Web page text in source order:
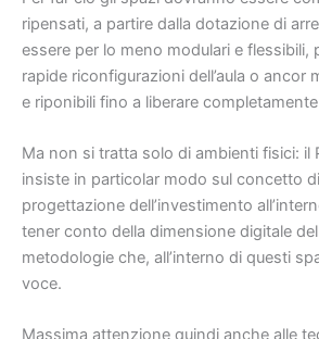
ripensati, a partire dalla dotazione di
essere per lo meno modulari e flessibili,
rapide riconfigurazioni dell’aula o ancor
e riponibili fino a liberare
Ma non si tratta solo di ambienti fisici: il
insiste in particolar modo sul concetto
progettazione dell’investimento
tener conto della dimensione digitale
metodologie che, all’interno di questi
voce.
Massima attenzione quindi anche alle